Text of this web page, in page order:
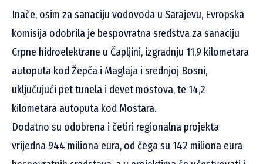
Inače, osim za sanaciju vodovoda u Sarajevu, Evropska
komisija odobrila je bespovratna sredstva za sanaciju
Crpne hidroelektrane u Čapljini, izgradnju 11,9 kilometara
autoputa kod Žepča i Maglaja i srednjoj Bosni,
uključujući pet tunela i devet mostova, te 14,2
kilometara autoputa kod Mostara.
Dodatno su odobrena i četiri regionalna projekta
vrijedna 944 miliona eura, od čega su 142 miliona eura